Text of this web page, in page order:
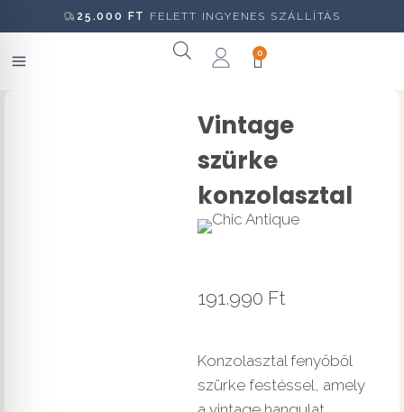
25.000 FT FELETT INGYENES SZÁLLÍTÁS
0
Vintage
szürke
konzolasztal
191.990 Ft
Konzolasztal fenyőből
szürke festéssel, amely